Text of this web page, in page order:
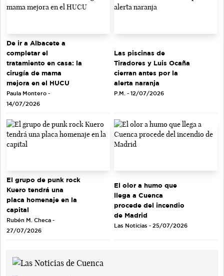
De ir a Albacete a
completar el
tratamiento en casa: la
cirugía de mama
mejora en el HUCU
Paula Montero -
14/07/2026
Las piscinas de
Tiradores y Luis Ocaña
cierran antes por la
alerta naranja
P.M. - 12/07/2026
El grupo de punk rock
Kuero tendrá una
placa homenaje en la
capital
Rubén M. Checa -
27/07/2026
El olor a humo que
llega a Cuenca
procede del incendio
de Madrid
Las Noticias - 25/07/2026